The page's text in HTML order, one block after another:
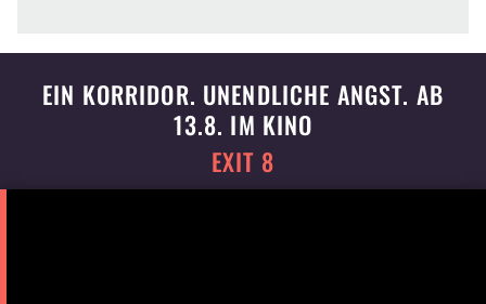
EIN KORRIDOR. UNENDLICHE ANGST. AB
13.8. IM KINO
EXIT 8